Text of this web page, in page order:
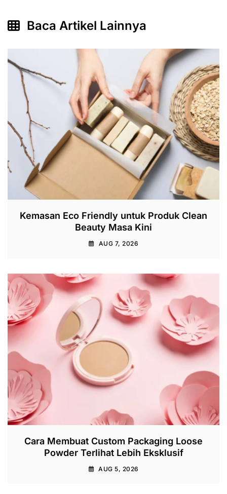
Baca Artikel Lainnya
Kemasan Eco Friendly untuk Produk Clean
Beauty Masa Kini
AUG 7, 2026
Cara Membuat Custom Packaging Loose
Powder Terlihat Lebih Eksklusif
AUG 5, 2026